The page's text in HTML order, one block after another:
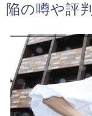
陥の噂や評